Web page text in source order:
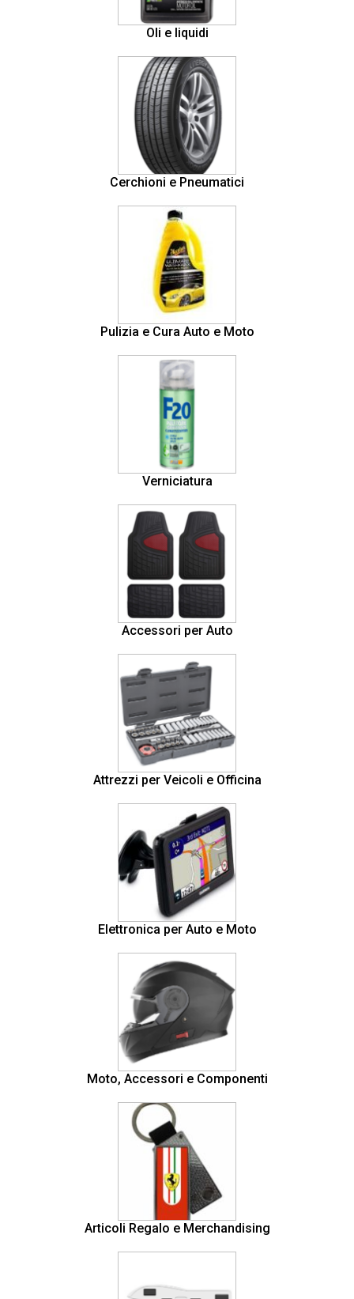
Oli e liquidi
Cerchioni e Pneumatici
Pulizia e Cura Auto e Moto
Verniciatura
Accessori per Auto
Attrezzi per Veicoli e Officina
Elettronica per Auto e Moto
Moto, Accessori e Componenti
Articoli Regalo e Merchandising